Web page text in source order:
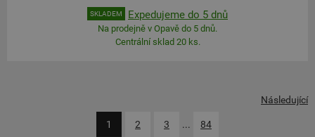
SKLADEM Expedujeme do 5 dnů
Na prodejně v Opavě do 5 dnů.
Centrální sklad 20 ks.
1 2 3 ... 84
Následující